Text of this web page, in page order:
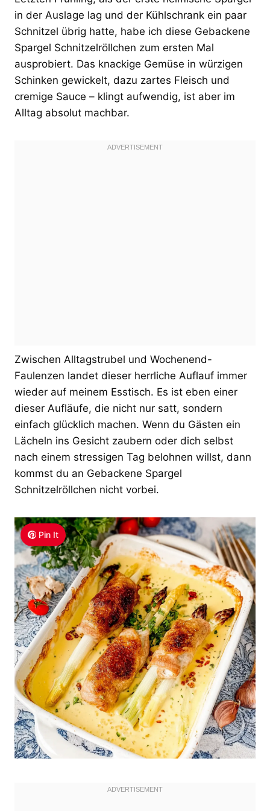
in der Auslage lag und der Kühlschrank ein paar
Schnitzel übrig hatte, habe ich diese Gebackene
Spargel Schnitzelröllchen zum ersten Mal
ausprobiert. Das knackige Gemüse in würzigen
Schinken gewickelt, dazu zartes Fleisch und
cremige Sauce – klingt aufwendig, ist aber im
Alltag absolut machbar.
Zwischen Alltagstrubel und Wochenend-
Faulenzen landet dieser herrliche Auflauf immer
wieder auf meinem Esstisch. Es ist eben einer
dieser Aufläufe, die nicht nur satt, sondern
einfach glücklich machen. Wenn du Gästen ein
Lächeln ins Gesicht zaubern oder dich selbst
nach einem stressigen Tag belohnen willst, dann
kommst du an Gebackene Spargel
Schnitzelröllchen nicht vorbei.
Pin It